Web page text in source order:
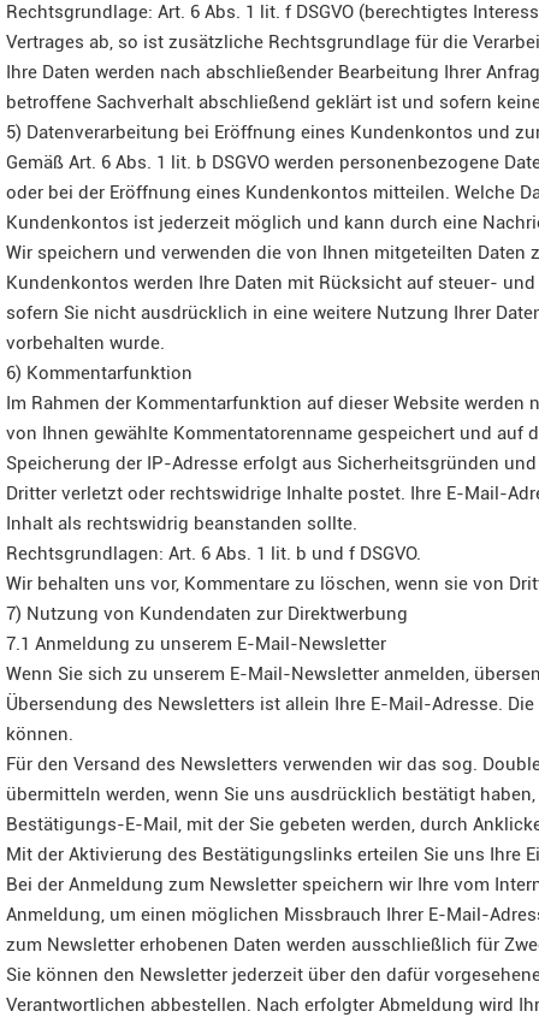
Rechtsgrundlage: Art. 6 Abs. 1 lit. f DSGVO (berechtigtes
Vertrages ab, so ist zusätzliche Rechtsgrundlage für die
Ihre Daten werden nach abschließender Bearbeitung Ihrer
betroffene Sachverhalt abschließend geklärt ist und sofern
5) Datenverarbeitung bei Eröffnung eines Kundenkontos und
Gemäß Art. 6 Abs. 1 lit. b DSGVO werden personenbezogene
oder bei der Eröffnung eines Kundenkontos mitteilen. Welche
Kundenkontos ist jederzeit möglich und kann durch eine
Wir speichern und verwenden die von Ihnen mitgeteilten
Kundenkontos werden Ihre Daten mit Rücksicht auf steuer-
sofern Sie nicht ausdrücklich in eine weitere Nutzung Ihrer
vorbehalten wurde.
6) Kommentarfunktion
Im Rahmen der Kommentarfunktion auf dieser Website
von Ihnen gewählte Kommentatorenname gespeichert und auf
Speicherung der IP-Adresse erfolgt aus Sicherheitsgründen
Dritter verletzt oder rechtswidrige Inhalte postet. Ihre E-Mail-
Inhalt als rechtswidrig beanstanden sollte.
Rechtsgrundlagen: Art. 6 Abs. 1 lit. b und f DSGVO.
Wir behalten uns vor, Kommentare zu löschen, wenn sie von
7) Nutzung von Kundendaten zur Direktwerbung
7.1 Anmeldung zu unserem E-Mail-Newsletter
Wenn Sie sich zu unserem E-Mail-Newsletter anmelden,
Übersendung des Newsletters ist allein Ihre E-Mail-Adresse.
können.
Für den Versand des Newsletters verwenden wir das sog.
übermitteln werden, wenn Sie uns ausdrücklich bestätigt
Bestätigungs-E-Mail, mit der Sie gebeten werden, durch
Mit der Aktivierung des Bestätigungslinks erteilen Sie uns Ihre
Bei der Anmeldung zum Newsletter speichern wir Ihre vom
Anmeldung, um einen möglichen Missbrauch Ihrer E-Mail-
zum Newsletter erhobenen Daten werden ausschließlich für
Sie können den Newsletter jederzeit über den dafür
Verantwortlichen abbestellen. Nach erfolgter Abmeldung wird